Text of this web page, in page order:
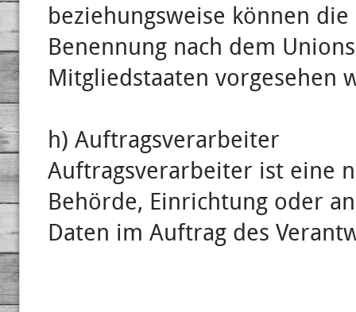
beziehungsweise können
Benennung nach dem
Mitgliedstaaten vorgesehen
h) Auftragsverarbeiter
Auftragsverarbeiter ist eine
Behörde, Einrichtung oder
Daten im Auftrag des